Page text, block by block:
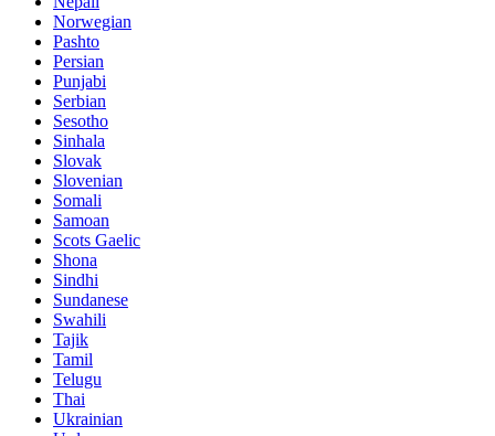
Norwegian
Pashto
Persian
Punjabi
Serbian
Sesotho
Sinhala
Slovak
Slovenian
Somali
Samoan
Scots Gaelic
Shona
Sindhi
Sundanese
Swahili
Tajik
Tamil
Telugu
Thai
Ukrainian